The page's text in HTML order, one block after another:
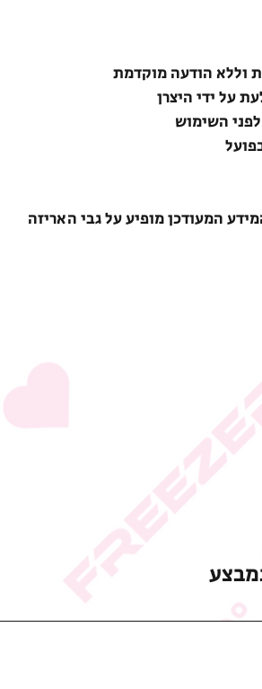
וללא הודעה מוקדמת
על ידי היצרן
השימוש
המעודכן מופיע על גבי האריזה